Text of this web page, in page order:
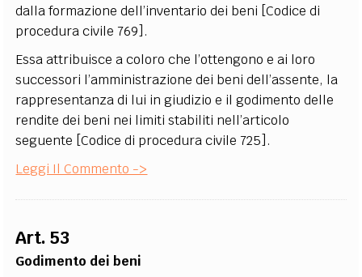
dalla formazione dell’inventario dei beni [Codice di
procedura civile 769].
Essa attribuisce a coloro che l’ottengono e ai loro
successori l’amministrazione dei beni dell’assente, la
rappresentanza di lui in giudizio e il godimento delle
rendite dei beni nei limiti stabiliti nell’articolo
seguente [Codice di procedura civile 725].
Leggi Il Commento ->
Art. 53
Godimento dei beni